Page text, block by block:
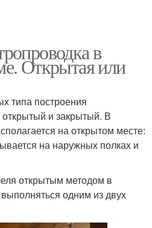
в
Открытая или
типа построения
открытый и закрытый. В
на открытом месте:
на наружных полках и
открытым методом в
одним из двух